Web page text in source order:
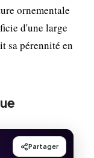
ornementale
d'une large
sa pérennité en